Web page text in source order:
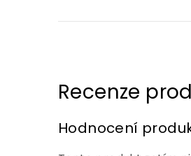
Hodnocení